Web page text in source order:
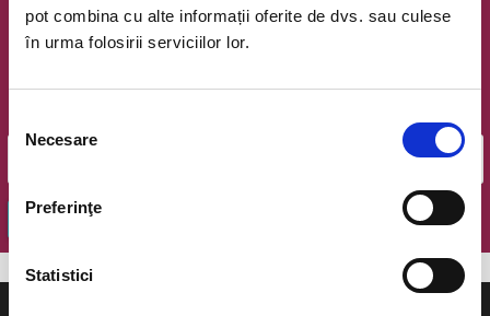
pot combina cu alte informații oferite de dvs. sau culese
în urma folosirii serviciilor lor.
consimțământului
Necesare
Preferinţe
Statistici
Newsletter @ Bilete.ro
OK